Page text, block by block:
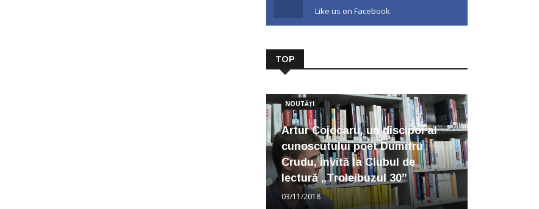
Like us on Facebook
TOP
NOUTĂȚI
Artur Cojocaru, un discipol al
cunoscutului poet Dumitru
Crudu, invită la Clubul de
lectură „Troleibuzul 30”
03/11/2018